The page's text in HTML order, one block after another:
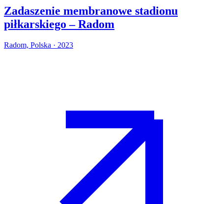
Zadaszenie membranowe stadionu
piłkarskiego – Radom
Radom, Polska · 2023